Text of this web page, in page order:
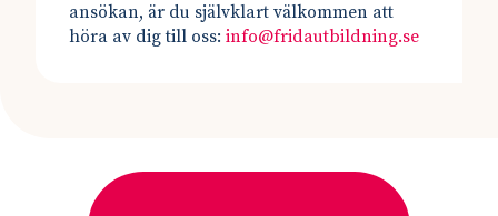
ansökan, är du självklart välkommen att
höra av dig till oss:info@fridautbildning.se